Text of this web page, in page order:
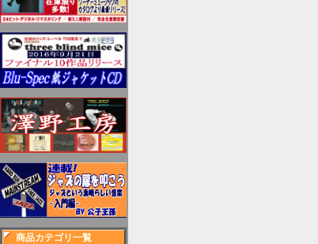
商品カテゴリ一覧